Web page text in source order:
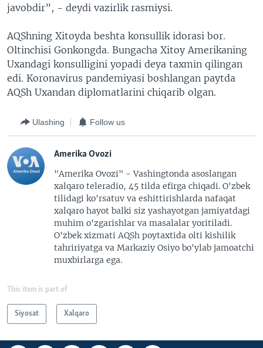
javobdir”, - deydi vazirlik rasmiysi.
AQShning Xitoyda beshta konsullik idorasi bor.
Oltinchisi Gonkongda. Bungacha Xitoy Amerikaning
Uxandagi konsulligini yopadi deya taxmin qilingan
edi. Koronavirus pandemiyasi boshlangan paytda
AQSh Uxandan diplomatlarini chiqarib olgan.
Ulashing Follow us
Amerika Ovozi
"Amerika Ovozi" - Vashingtonda asoslangan
xalqaro teleradio, 45 tilda efirga chiqadi. O'zbek
tilidagi ko'rsatuv va eshittirishlarda nafaqat
xalqaro hayot balki siz yashayotgan jamiyatdagi
muhim o'zgarishlar va masalalar yoritiladi.
O'zbek xizmati AQSh poytaxtida olti kishilik
tahririyatga va Markaziy Osiyo bo'ylab jamoatchi
muxbirlarga ega.
This item is part of
Siyosat Xalqaro